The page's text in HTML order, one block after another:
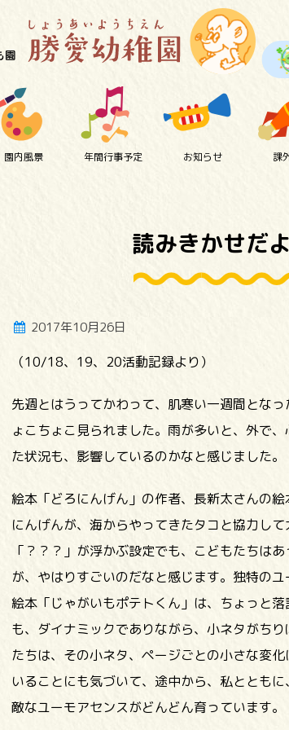
園内風景 年間行事予定 お知らせ 課
読みきかせだ
2017年10月26日
（10/18、19、20活動記録より）
先週とはうってかわって、肌寒い一週間とな
ょこちょこ見られました。雨が多いと、外で
た状況も、影響しているのかなと感じました。
絵本「どろにんげん」の作者、長新太さんの
にんげんが、海からやってきたタコと協力し
「？？？」が浮かぶ設定でも、こどもたちは
が、やはりすごいのだなと感じます。独特の
絵本「じゃがいもポテトくん」は、ちょっと
も、ダイナミックでありながら、小ネタがち
たちは、その小ネタ、ページごとの小さな変
いることにも気づいて、途中から、私ととも
敵なユーモアセンスがどんどん育っています。